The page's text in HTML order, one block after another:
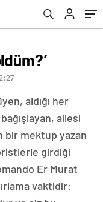
aldığı her
ailesi
bir mektup yazan
girdiği
Er Murat
vaktidir: